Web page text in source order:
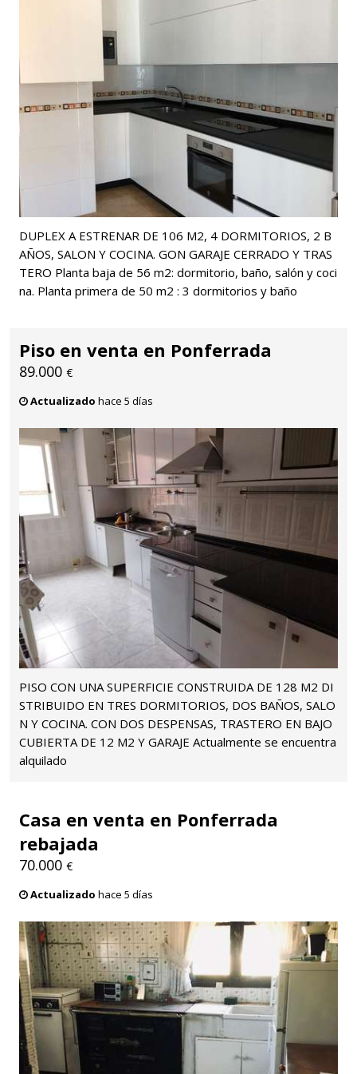
DUPLEX A ESTRENAR DE 106 M2, 4 DORMITORIOS, 2 B
AÑOS, SALON Y COCINA. GON GARAJE CERRADO Y TRAS
TERO Planta baja de 56 m2: dormitorio, baño, salón y coci
na. Planta primera de 50 m2 : 3 dormitorios y baño
Piso en venta en Ponferrada
89.000 €
Actualizado hace 5 días
PISO CON UNA SUPERFICIE CONSTRUIDA DE 128 M2 DI
STRIBUIDO EN TRES DORMITORIOS, DOS BAÑOS, SALO
N Y COCINA. CON DOS DESPENSAS, TRASTERO EN BAJO
CUBIERTA DE 12 M2 Y GARAJE Actualmente se encuentra
alquilado
Casa en venta en Ponferrada
rebajada
70.000 €
Actualizado hace 5 días